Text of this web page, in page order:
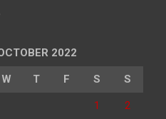
2022
W T F S S
1 2